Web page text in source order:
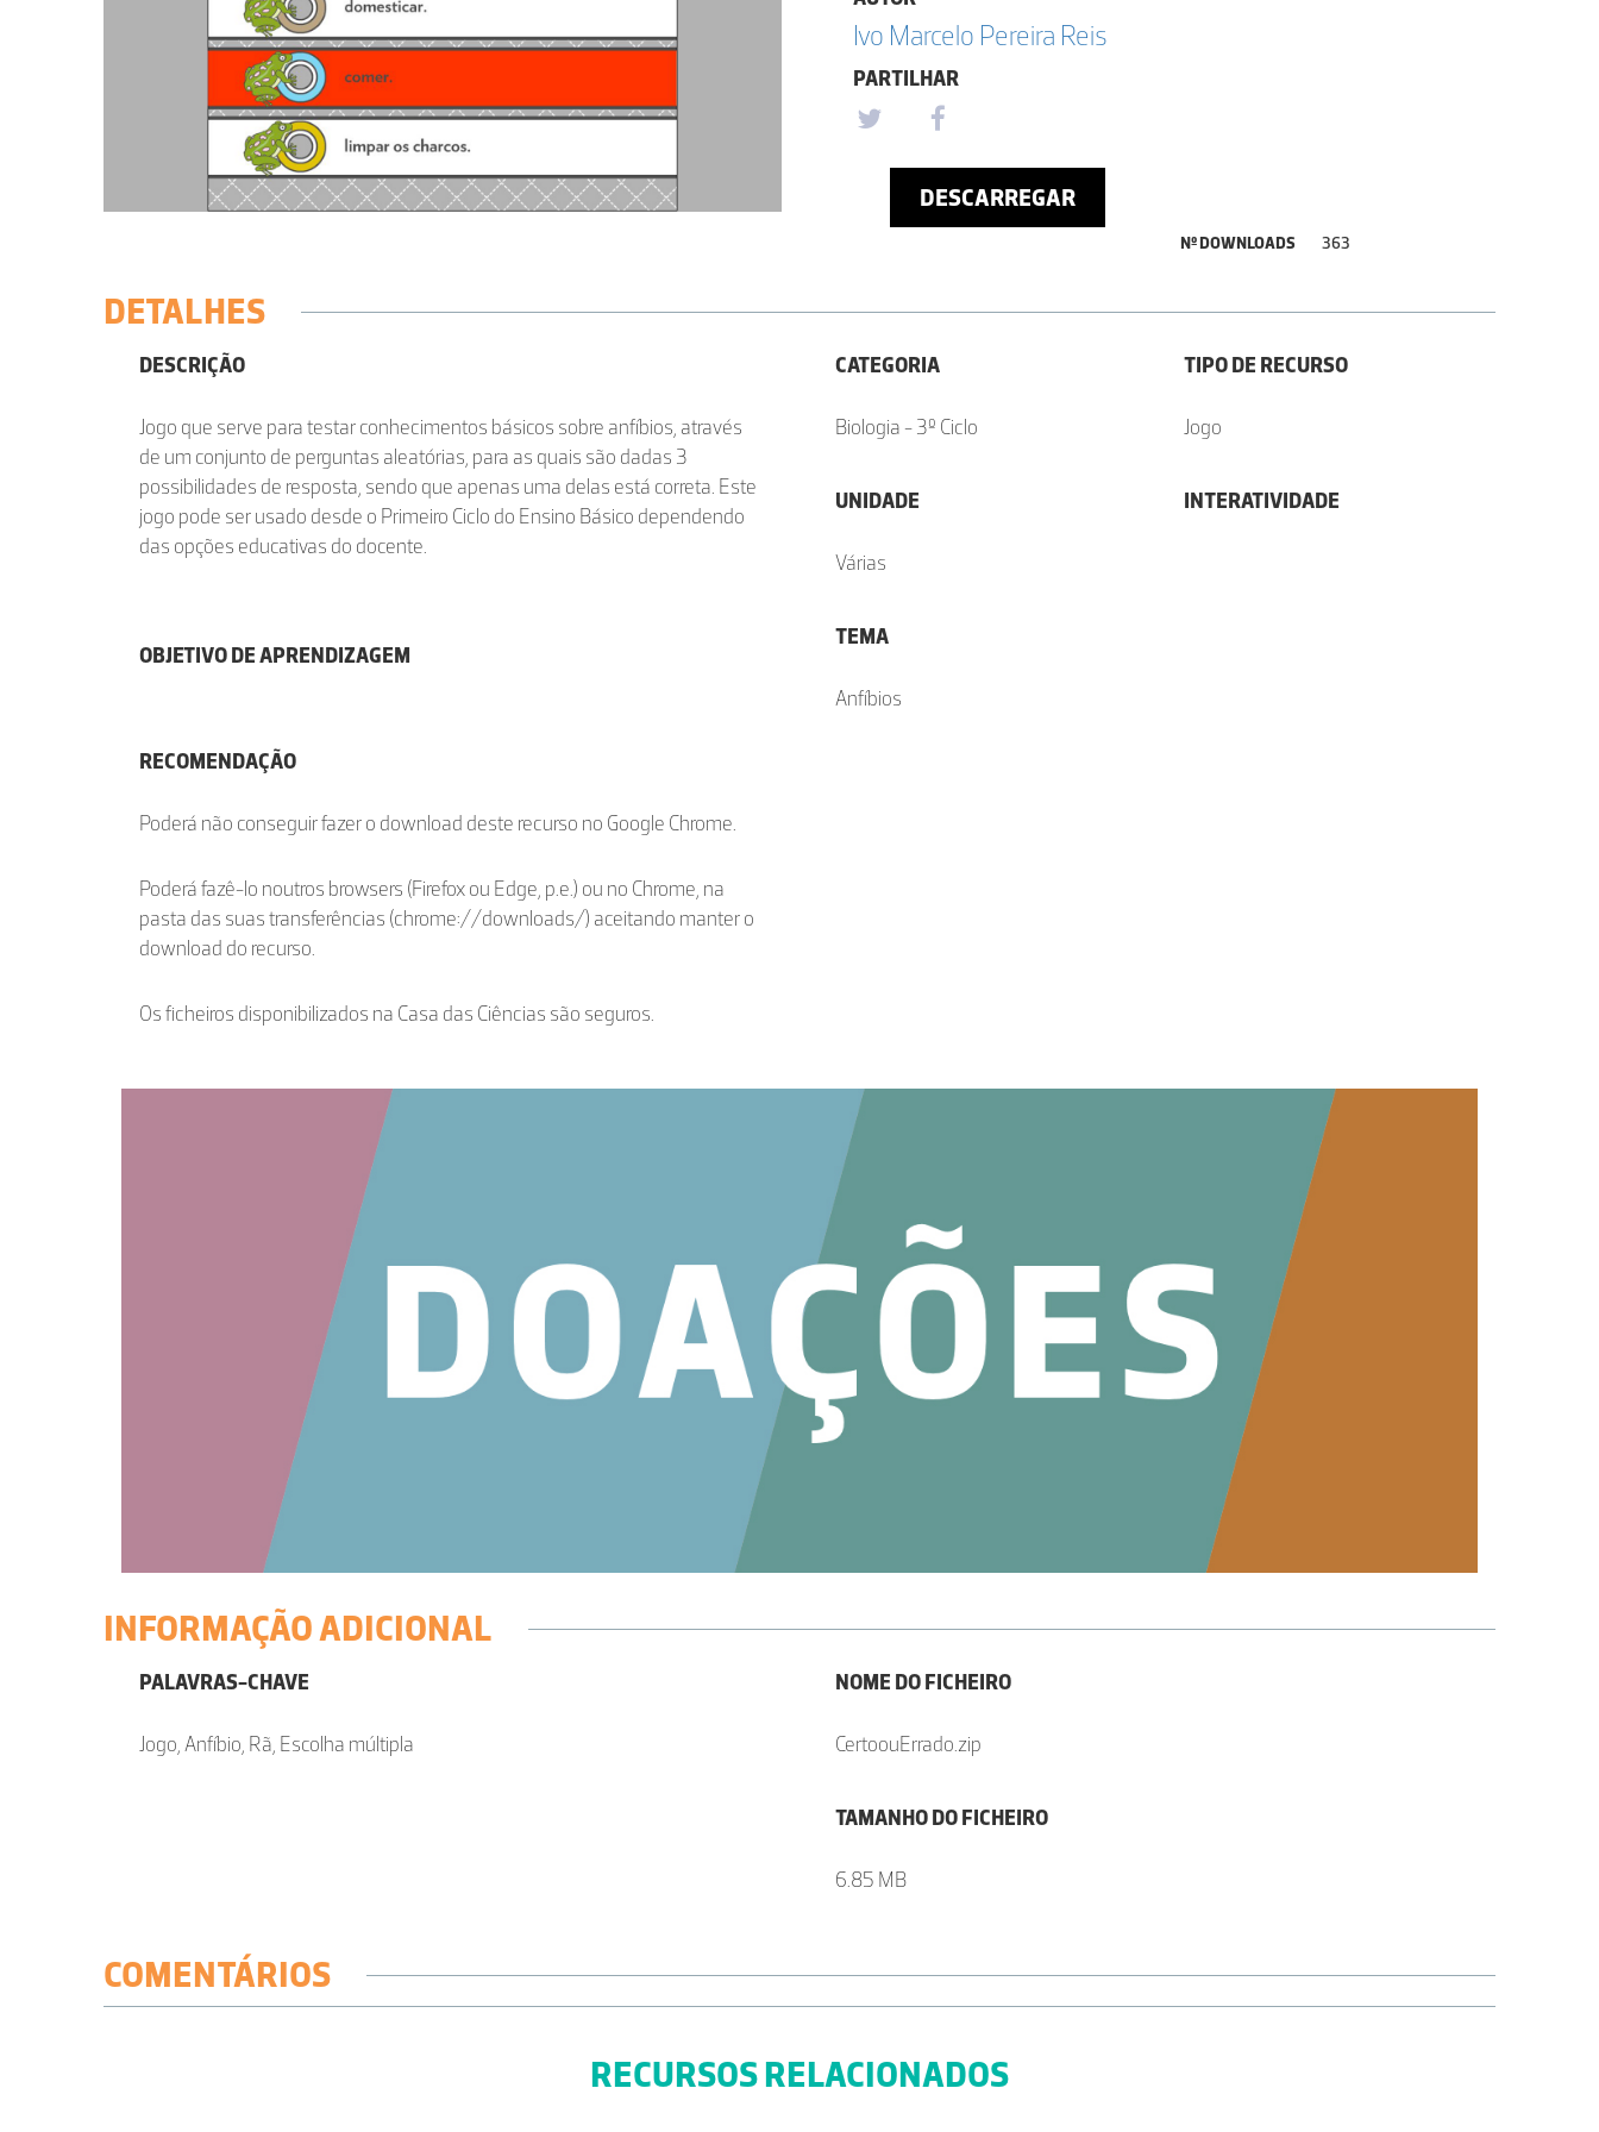
Ivo Marcelo Pereira Reis
PARTILHAR
DESCARREGAR
Nº DOWNLOADS 363
DETALHES
DESCRIÇÃO
Jogo que serve para testar conhecimentos básicos sobre anfíbios, através
de um conjunto de perguntas aleatórias, para as quais são dadas 3
possibilidades de resposta, sendo que apenas uma delas está correta. Este
jogo pode ser usado desde o Primeiro Ciclo do Ensino Básico dependendo
das opções educativas do docente.
OBJETIVO DE APRENDIZAGEM
RECOMENDAÇÃO
Poderá não conseguir fazer o download deste recurso no Google Chrome.
Poderá fazê-lo noutros browsers (Firefox ou Edge, p.e.) ou no Chrome, na
pasta das suas transferências (chrome://downloads/) aceitando manter o
download do recurso.
Os ficheiros disponibilizados na Casa das Ciências são seguros.
CATEGORIA
Biologia - 3º Ciclo
UNIDADE
Várias
TEMA
Anfíbios
TIPO DE RECURSO
Jogo
INTERATIVIDADE
INFORMAÇÃO ADICIONAL
PALAVRAS-CHAVE
Jogo, Anfíbio, Rã, Escolha múltipla
NOME DO FICHEIRO
CertoouErrado.zip
TAMANHO DO FICHEIRO
6.85 MB
COMENTÁRIOS
RECURSOS RELACIONADOS